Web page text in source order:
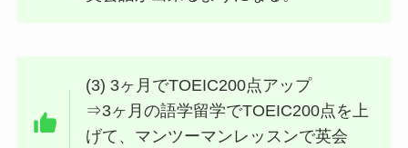
(3) 3ヶ月でTOEIC200点アップ
⇒3ヶ月の語学留学でTOEIC200点を上
げて、マンツーマンレッスンで英会